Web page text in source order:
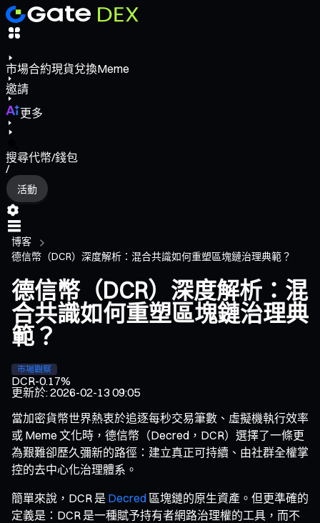
市場合約現貨兌換Meme
邀請
更多
搜尋代幣/錢包
/
活動
博客
德信幣（DCR）深度解析：混合共識如何重塑區塊鏈治理典範？
德信幣（DCR）深度解析：混
合共識如何重塑區塊鏈治理典
範？
市場觀察
DCR-0.17%
更新於:2026-02-13 09:05
當加密貨幣世界熱衷於追逐每秒交易筆數、虛擬機執行效率
或 Meme 文化時，德信幣（Decred，DCR）選擇了一條更
為艱難卻歷久彌新的路徑：建立真正可持續、由社群全權掌
控的去中心化治理體系。
簡單來說，DCR 是 Decred 區塊鏈的原生資產。但更準確的
定義是：DCR 是一種賦予持有者網路治理權的工具，而不